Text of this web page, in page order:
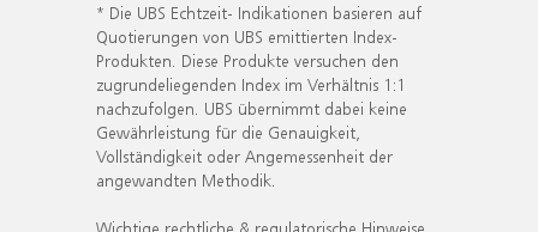
* Die UBS Echtzeit- Indikationen basieren auf
Quotierungen von UBS emittierten Index-
Produkten. Diese Produkte versuchen den
zugrundeliegenden Index im Verhältnis 1:1
nachzufolgen. UBS übernimmt dabei keine
Gewährleistung für die Genauigkeit,
Vollständigkeit oder Angemessenheit der
angewandten Methodik.